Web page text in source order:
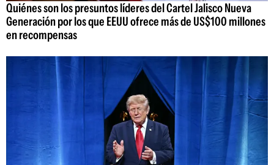
Quiénes son los presuntos líderes del Cartel Jalisco Nueva
Generación por los que EEUU ofrece más de US$100 millones
en recompensas